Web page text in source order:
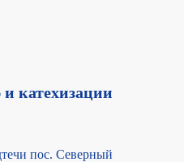
катехизации
пос. Северный